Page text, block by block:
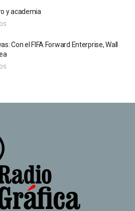
y academia
Con el FIFA Forward Enterprise, Wall